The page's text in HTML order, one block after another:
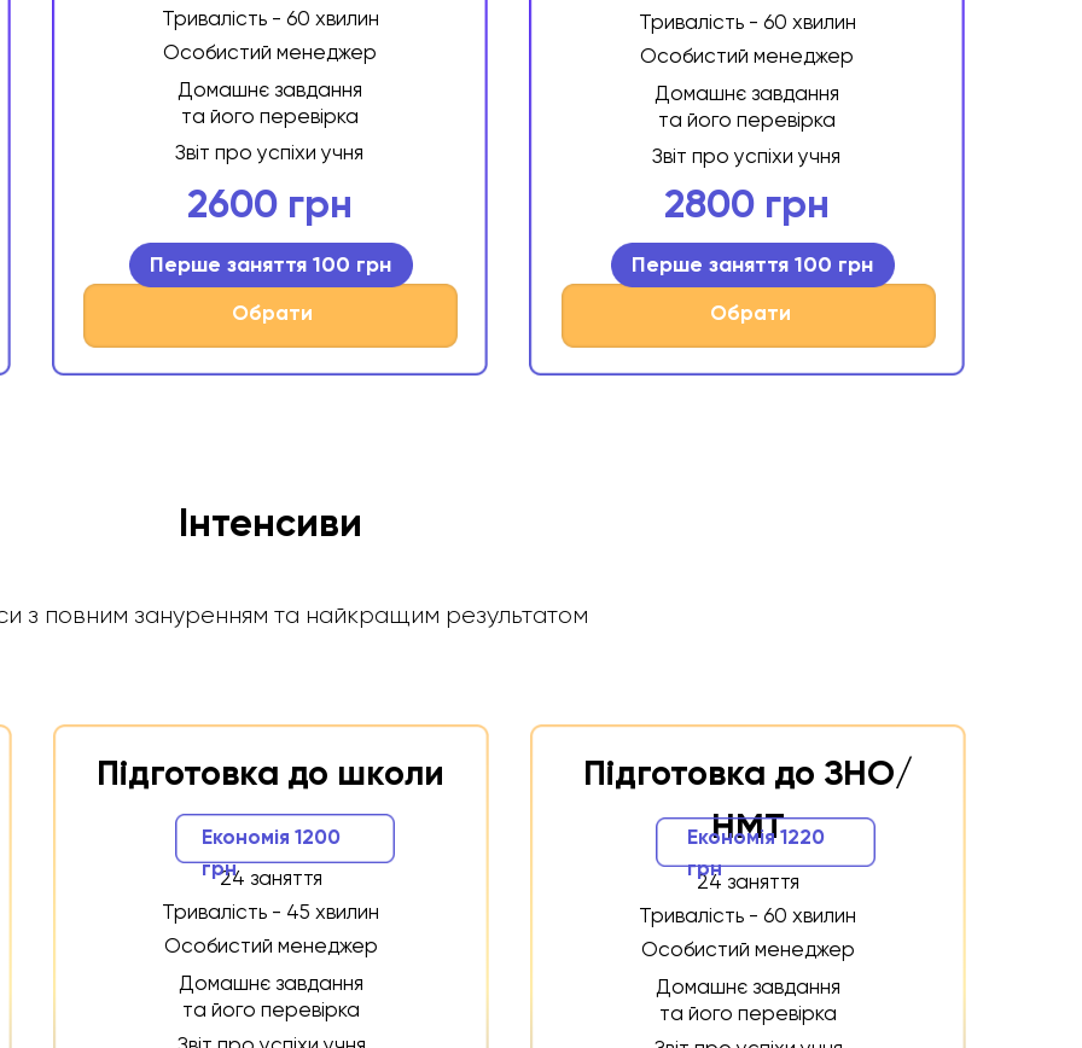
2600 грн 2800 грн
Тривалість - 60 хвилин
Особистий менеджер
Домашнє завдання
та його перевірка
Звіт про успіхи учня
Тривалість - 60 хвилин
Особистий менеджер
Домашнє завдання
та його перевірка
Звіт про успіхи учня
Обрати Обрати
Перше заняття 100 грн Перше заняття 100 грн
Економія 200 грн
2600 грн
- 45 хвилин
менеджер
завдання та
про успіхи учня
2600 грн
Тривалість - 45 хвилин
Особистий менеджер
Домашнє завдання та
2600 грн
Тривалість - 45 хвилин
Особистий менеджер
Домашнє завдання та
його перевірка
Звіт про успіхи учня
Обрати
Інтенсиви
з повним зануренням та найкращим результатом
Підготовка до школи
Підготовка до ЗНО/
НМТ
24 заняття
Тривалість - 45 хвилин
Особистий менеджер
Домашнє завдання
та його перевірка
24 заняття
Тривалість - 60 хвилин
Особистий менеджер
Домашнє завдання
та його перевірка
Економія 1200
грн
Економія 1220
грн